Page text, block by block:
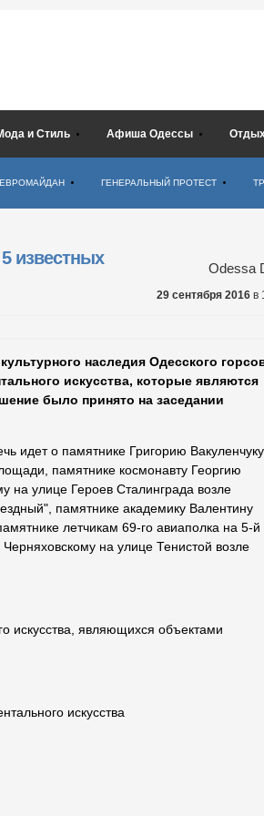
и Стиль Афиша Одессы
ЕВРОМАЙДАН ГЕНЕРАЛЬНЫЙ ПРОТЕСТ
известных
Odessa
29 сентября 2016 в
наследия Одесского
искусства, которые являются
было принято на заседании
идет о памятнике Григорию
памятнике космонавту Георгию
на улице Героев Сталинграда возле
памятнике академику Валентину
летчикам 69-го авиаполка на 5-й
на улице Тенистой возле
искусства, являющихся объектами
искусства